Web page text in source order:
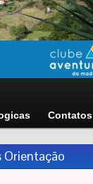
Contatos
Orientação